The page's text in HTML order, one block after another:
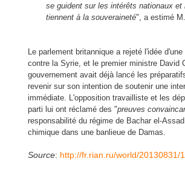
se guident sur les intérêts nationaux et
tiennent à la souveraineté", a estimé
Le parlement britannique a rejeté l'idée
contre la Syrie, et le premier ministre David
gouvernement avait déjà lancé les
revenir sur son intention de soutenir une
immédiate. L'opposition travailliste et les
parti lui ont réclamé des "preuves
responsabilité du régime de Bachar el-
chimique dans une banlieue de Damas.
Source: http://fr.rian.ru/world/20130831/